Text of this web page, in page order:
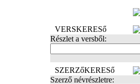
VERSKERESő
Részlet a versből:
SZERZőKERESő
Szerző névrészletre: